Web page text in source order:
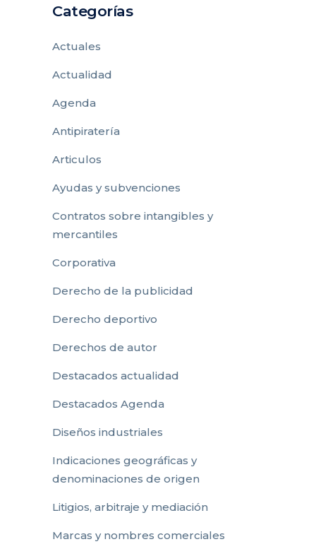
Categorías
Actuales
Actualidad
Agenda
Antipiratería
Articulos
Ayudas y subvenciones
Contratos sobre intangibles y
mercantiles
Corporativa
Derecho de la publicidad
Derecho deportivo
Derechos de autor
Destacados actualidad
Destacados Agenda
Diseños industriales
Indicaciones geográficas y
denominaciones de origen
Litigios, arbitraje y mediación
Marcas y nombres comerciales